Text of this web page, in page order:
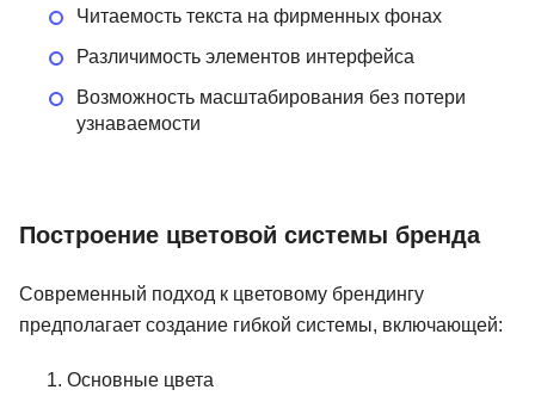
Читаемость текста на фирменных фонах
Различимость элементов интерфейса
Возможность масштабирования без потери
узнаваемости
Построение цветовой системы бренда
Современный подход к цветовому брендингу
предполагает создание гибкой системы, включающей:
Основные цвета